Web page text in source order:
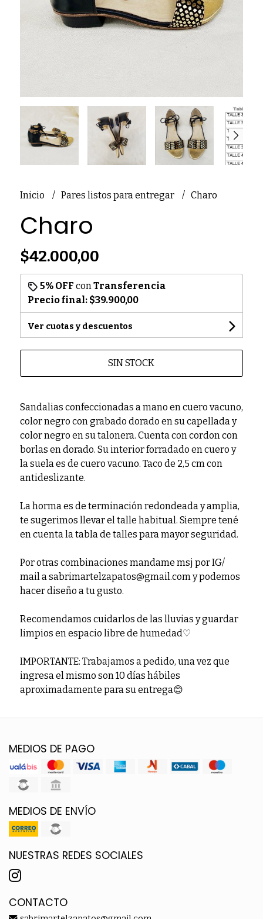
Inicio Pares listos para entregar Charo
Charo
$42.000,00
5% OFF con Transferencia
Precio final: $39.900,00
Ver cuotas y descuentos
SIN STOCK
Sandalias confeccionadas a mano en cuero vacuno,
color negro con grabado dorado en su capellada y
color negro en su talonera. Cuenta con cordon con
borlas en dorado. Su interior forradado en cuero y
la suela es de cuero vacuno. Taco de 2,5 cm con
antideslizante.
La horma es de terminación redondeada y amplia,
te sugerimos llevar el talle habitual. Siempre tené
en cuenta la tabla de talles para mayor seguridad.
Por otras combinaciones mandame msj por IG/
mail a sabrimartelzapatos@gmail.com y podemos
hacer diseño a tu gusto.
Recomendamos cuidarlos de las lluvias y guardar
limpios en espacio libre de humedad♡
IMPORTANTE: Trabajamos a pedido, una vez que
ingresa el mismo son 10 días hábiles
aproximadamente para su entrega😊
MEDIOS DE PAGO
MEDIOS DE ENVÍO
NUESTRAS REDES SOCIALES
CONTACTO